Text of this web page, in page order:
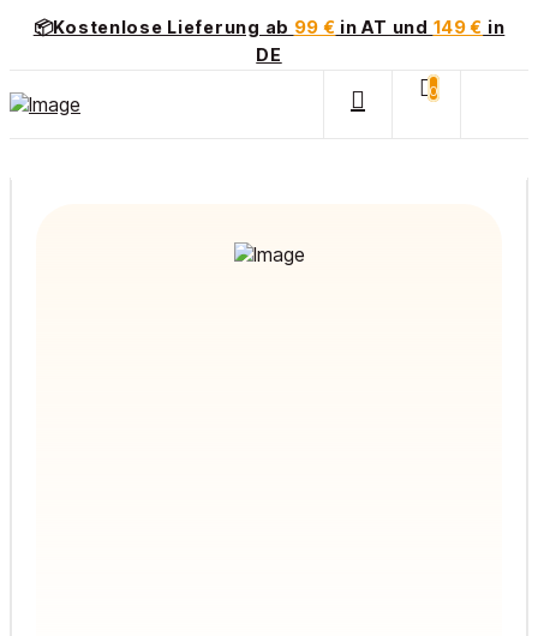
📦Kostenlose Lieferung ab 99 € in AT und 149 € in
DE
0